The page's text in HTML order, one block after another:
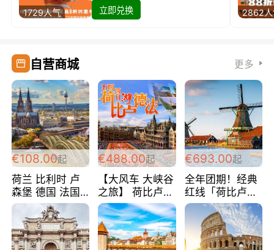
1729人气
立即兑换
2862
自营商城 更多
€108.00起
荷兰 比利时 卢
森堡 德国 法国
超爽玩遍西欧 循
环线 全程四星宾
馆 108欧/人/天
€488.00起
【大风车 大峡谷
之旅】 荷比卢德
法 巴黎上下 经
典五国四日游
488欧/人
€693.00起
全年团期！经典
红线「荷比卢德
法」七天循环 五
国 仅售99欧/人/
天！巴黎上下！
包拼房~